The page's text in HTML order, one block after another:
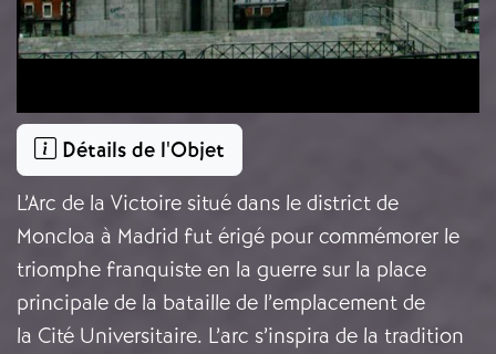
Détails de l'Objet
L’Arc de la Victoire situé dans le district de
Moncloa à Madrid fut érigé pour commémorer le
triomphe franquiste en la guerre sur la place
principale de la bataille de l’emplacement de
la Cité Universitaire. L’arc s’inspira de la tradition